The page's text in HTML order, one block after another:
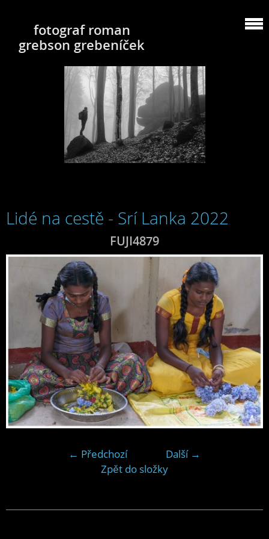
fotograf roman
grebson grebeníček
Lidé na cestě - Srí Lanka 2022
FUJI4879
← Předchozí
Další →
Zpět do složky